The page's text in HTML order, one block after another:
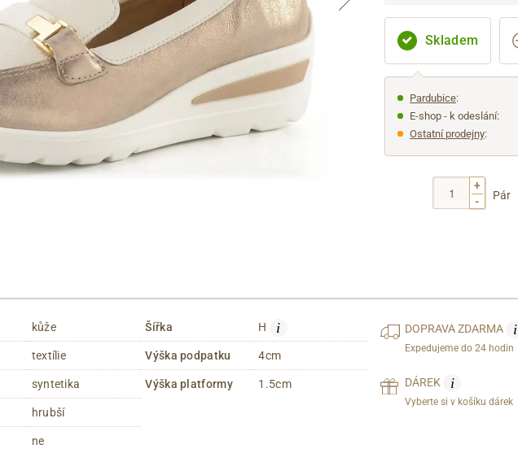
Skladem
Pardubice:
E-shop - k odeslání:
Ostatní prodejny:
+
-
Pár
kůže
textílie
syntetika
hrubší
ne
Šířka H i
Výška podpatku 4cm
Výška platformy 1.5cm
DOPRAVAZDARMA i
Expedujeme do 24 hodin
DÁREK i
Vyberte si v košíku dárek